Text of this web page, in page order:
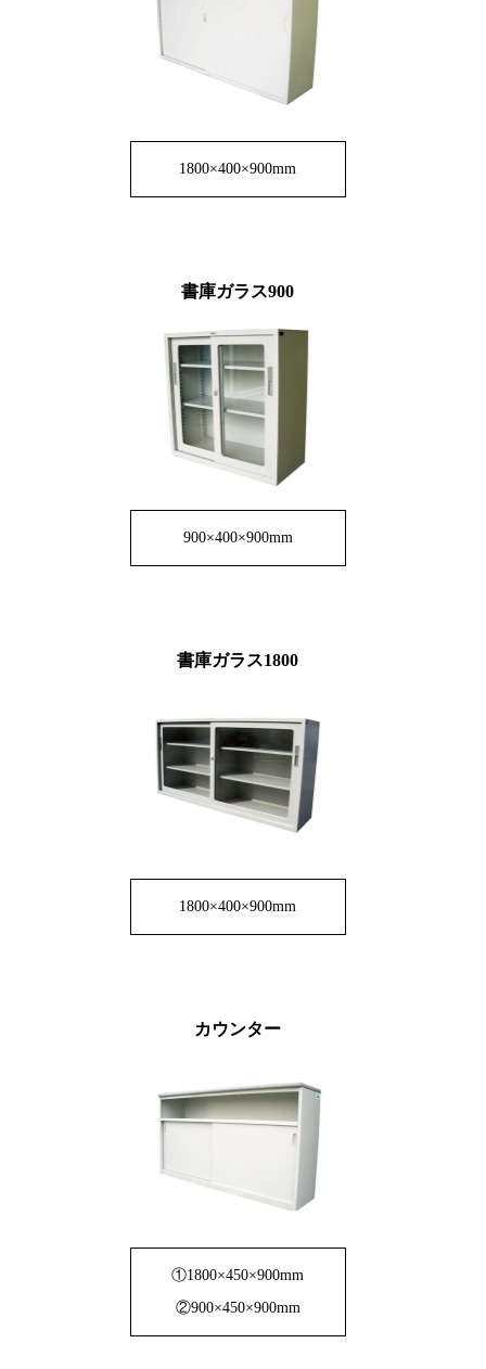
1800×400×900mm
書庫ガラス900
900×400×900mm
書庫ガラス1800
1800×400×900mm
カウンター
①1800×450×900mm
②900×450×900mm